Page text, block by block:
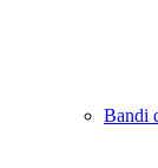
Bandi